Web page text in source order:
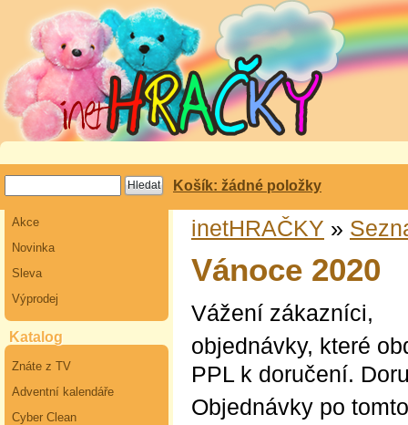
Košík: žádné položky
Akce
Novinka
Sleva
Výprodej
Katalog
Znáte z TV
Adventní kalendáře
Cyber Clean
inetHRAČKY »
Vánoce 2020
Vážení zákazníci,
objednávky, které
PPL k doručení.
Objednávky po